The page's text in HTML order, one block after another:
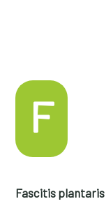
F
Fascitis plantaris